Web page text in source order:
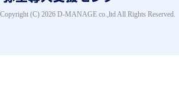
Copyright (C) 2026 D-MANAGE co.,ltd All Rights Reserved.